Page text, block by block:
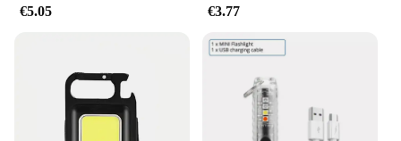
€5.05 €3.77